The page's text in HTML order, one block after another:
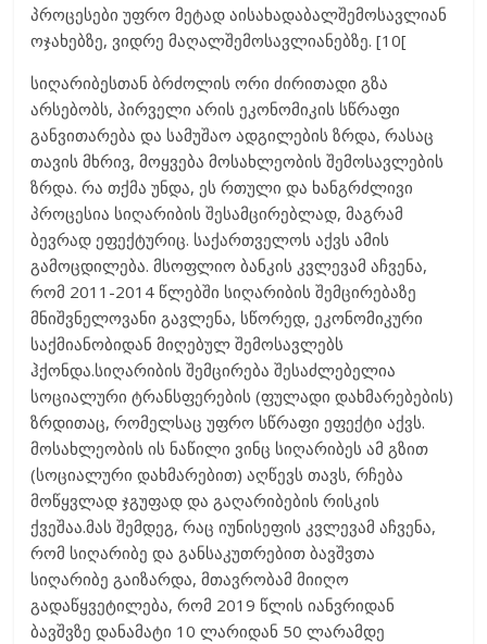
პროცესები უფრო მეტად აისახადაბალშემოსავლიან
ოჯახებზე, ვიდრე მაღალშემოსავლიანებზე. [10[
სიღარიბესთან ბრძოლის ორი ძირითადი გზა
არსებობს, პირველი არის ეკონომიკის სწრაფი
განვითარება და სამუშაო ადგილების ზრდა, რასაც
თავის მხრივ, მოყვება მოსახლეობის შემოსავლების
ზრდა. რა თქმა უნდა, ეს რთული და ხანგრძლივი
პროცესია სიღარიბის შესამცირებლად, მაგრამ
ბევრად ეფექტურიც. საქართველოს აქვს ამის
გამოცდილება. მსოფლიო ბანკის კვლევამ აჩვენა,
რომ 2011-2014 წლებში სიღარიბის შემცირებაზე
მნიშვნელოვანი გავლენა, სწორედ, ეკონომიკური
საქმიანობიდან მიღებულ შემოსავლებს
ჰქონდა.სიღარიბის შემცირება შესაძლებელია
სოციალური ტრანსფერების (ფულადი დახმარებების)
ზრდითაც, რომელსაც უფრო სწრაფი ეფექტი აქვს.
მოსახლეობის ის ნაწილი ვინც სიღარიბეს ამ გზით
(სოციალური დახმარებით) აღწევს თავს, რჩება
მოწყვლად ჯგუფად და გაღარიბების რისკის
ქვეშაა.მას შემდეგ, რაც იუნისეფის კვლევამ აჩვენა,
რომ სიღარიბე და განსაკუთრებით ბავშვთა
სიღარიბე გაიზარდა, მთავრობამ მიიღო
გადაწყვეტილება, რომ 2019 წლის იანვრიდან
ბავშვზე დანამატი 10 ლარიდან 50 ლარამდე